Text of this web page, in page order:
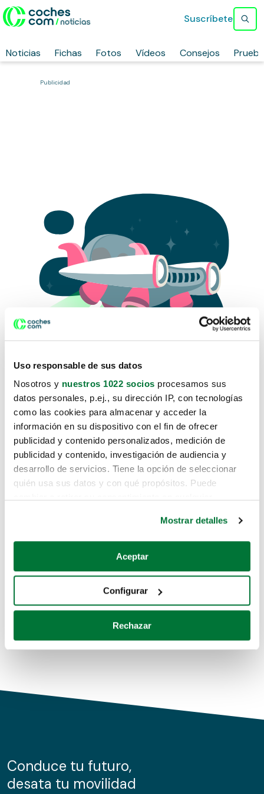
Uso responsable de sus datos
Nosotros y nuestros 1022 socios procesamos sus
datos personales, p.ej., su dirección IP, con tecnologías
como las cookies para almacenar y acceder la
información en su dispositivo con el fin de ofrecer
publicidad y contenido personalizados, medición de
publicidad y contenido, investigación de audiencia y
desarrollo de servicios. Tiene la opción de seleccionar
quién usa sus datos y con qué propósitos. Puede
Si lo permite, también quisiéramos:
Recopilar información sobre su ubicación geográfica
Identificar su dispositivo analizándolo activamente
para buscar características específicas (huellas
Obtenga más información sobre cómo se procesan sus
de cookies.
información sobre el uso que haga del sitio web con
nuestros partners de redes sociales, publicidad y análisis
Mostrar detalles
Aceptar
Configurar
Rechazar
Noticias Fichas Fotos Vídeos Consejos
Suscríbete
Publicidad
Lo sentimos, no sabemos como
te hemos traido hasta aquí.
Pero puedes encontrar el coche que estás
buscando en alguno de estos enlaces:
Coches de segunda mano
Coches de km0
Conduce tu futuro,
desata tu movilidad